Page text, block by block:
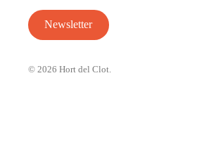
Newsletter
© 2026 Hort del Clot.